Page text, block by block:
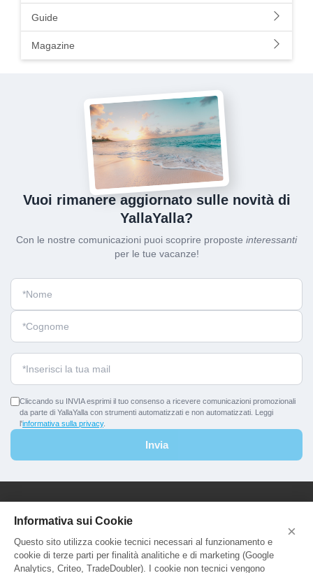
×
Informativa sui Cookie
Questo sito utilizza cookie tecnici necessari al funzionamento e
cookie di terze parti per finalità analitiche e di marketing (Google
Analytics, Criteo, TradeDoubler). I cookie non tecnici vengono
Guide
Magazine
Vuoi rimanere aggiornato sulle novità di
YallaYalla?
Con le nostre comunicazioni puoi scoprire proposte interessanti
per le tue vacanze!
Cliccando su INVIA esprimi il tuo consenso a ricevere comunicazioni promozionali
da parte di YallaYalla con strumenti automatizzati e non automatizzati. Leggi
l'informativa sulla privacy.
Invia
YallaYalla - DICA Srl
Sede Legale e Agenzia al Pubblico:
Viale Adriatico 127 - 00141 Roma
P.Iva e C.F. IT13366331000